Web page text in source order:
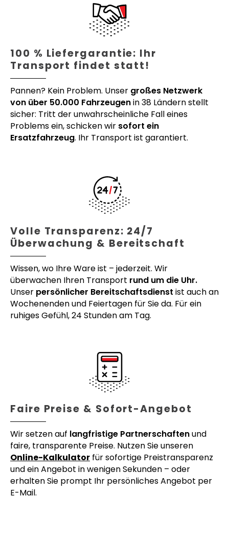
100 % Liefergarantie: Ihr
Transport findet statt!
Pannen? Kein Problem. Unser großes Netzwerk
von über 50.000 Fahrzeugenin 38 Ländern stellt
sicher: Tritt der unwahrscheinliche Fall eines
Problems ein, schicken wir sofort ein
Ersatzfahrzeug. Ihr Transport ist garantiert.
Volle Transparenz: 24/7
Überwachung & Bereitschaft
Wissen, wo Ihre Ware ist – jederzeit. Wir
überwachen Ihren Transport rund um die Uhr.
Unser persönlicher Bereitschaftsdienst ist auch an
Wochenenden und Feiertagen für Sie da. Für ein
ruhiges Gefühl, 24 Stunden am Tag.
Faire Preise & Sofort-Angebot
Wir setzen auf langfristige Partnerschaftenund
faire, transparente Preise. Nutzen Sie unseren
Online-Kalkulator für sofortige Preistransparenz
und ein Angebot in wenigen Sekunden – oder
erhalten Sie prompt Ihr persönliches Angebot per
E-Mail.